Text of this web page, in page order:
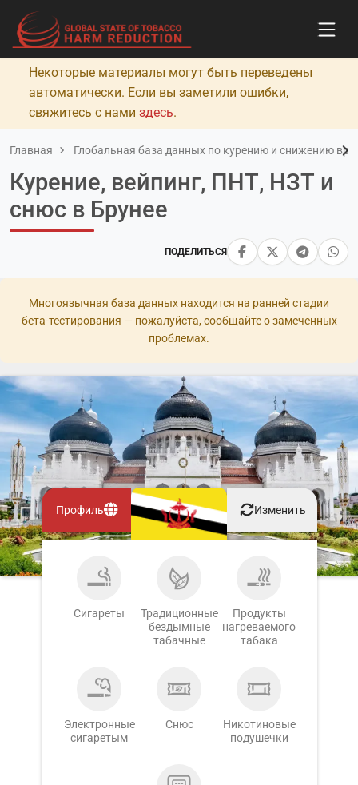
Некоторые материалы могут быть переведены
автоматически. Если вы заметили ошибки,
свяжитесь с нами здесь.
Главная Глобальная база данных по курению и снижению
ПОДЕЛИТЬСЯ
Курение, вейпинг, ПНТ, НЗТ и
снюс в Брунее
Многоязычная база данных находится на ранней стадии
бета-тестирования — пожалуйста, сообщайте о замеченных
проблемах.
Профиль Изменить
Сигареты
Традиционные
бездымные
табачные
Продукты
нагреваемого
табака
Электронные
сигаретым
Снюс
Никотиновые
подушечки